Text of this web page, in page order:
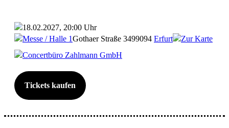
18.02.2027, 20:00 Uhr
Messe / Halle 1Gothaer Straße 3499094 Erfurt
Zur Karte
Concertbüro Zahlmann GmbH
Tickets kaufen